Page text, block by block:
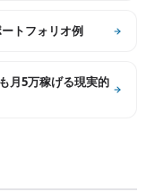
トフォリオ例
月5万稼げる現実的